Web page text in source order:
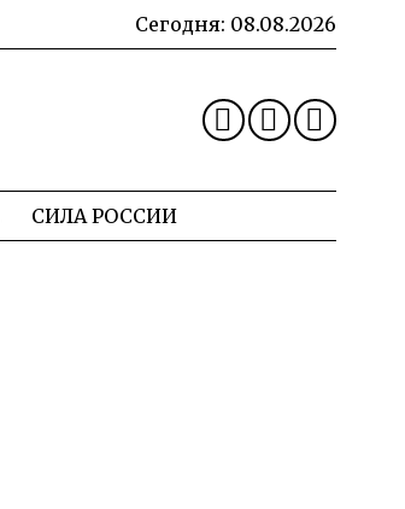
Сегодня: 08.08.2026
СИЛА РОССИИ